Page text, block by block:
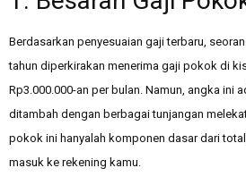
Berdasarkan penyesuaian gaji terbaru,
tahun diperkirakan menerima gaji pokok di
Rp3.000.000-an per bulan. Namun, angka ini
ditambah dengan berbagai tunjangan
pokok ini hanyalah komponen dasar dari
masuk ke rekening kamu.